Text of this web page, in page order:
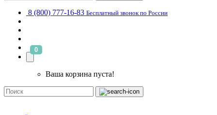
8 (800) 777-16-83 Бесплатный звонок по России
0
Ваша корзина пуста!